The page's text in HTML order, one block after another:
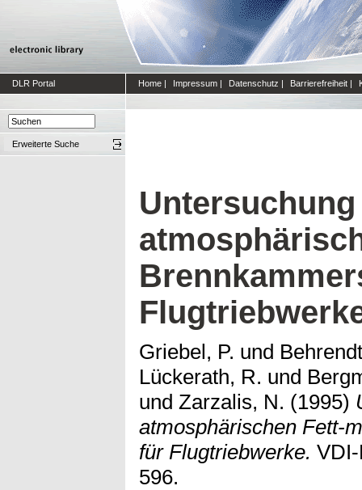
DLR Portal Home | Impressum | Datenschutz | Barrierefreiheit |
Erweiterte Suche
Griebel, P. und
Lückerath, R. und
und Zarzalis, N. (1995)
atmosphärischen Fett-
für Flugtriebwerke.
596.